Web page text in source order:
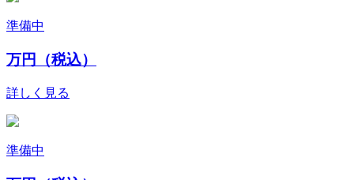
準備中
万円（税込）
詳しく見る
準備中